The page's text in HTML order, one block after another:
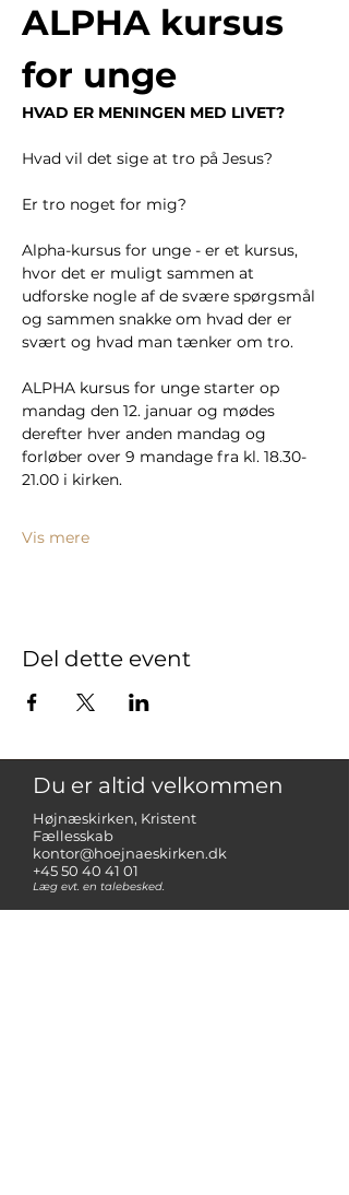
ALPHA kursus
for unge
HVAD ER MENINGEN MED LIVET?
Hvad vil det sige at tro på Jesus?
Er tro noget for mig?
Alpha-kursus for unge - er et kursus,
hvor det er muligt sammen at
udforske nogle af de svære spørgsmål
og sammen snakke om hvad der er
svært og hvad man tænker om tro.
ALPHA kursus for unge starter op
mandag den 12. januar og mødes
derefter hver anden mandag og
forløber over 9 mandage fra kl. 18.30-
21.00 i kirken.
Vis mere
Del dette event
Du er altid velkommen
Højnæskirken, Kristent
Fællesskab
kontor@hoejnaeskirken.dk
+45 50 40 41 01
Læg evt. en talebesked.